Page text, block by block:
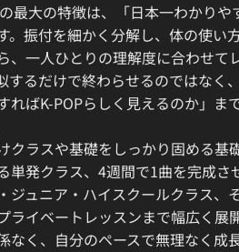
最大の特徴は、「日本一わかりや
。振付を細かく分解し、体の使い
、一人ひとりの理解度に合わせて
するだけで終わらせるのではなく
ればK-POPらしく見えるのか」ま
クラスや基礎をしっかり固める基
単発クラス、4週間で1曲を完成さ
ジュニア・ハイスクールクラス、
ライベートレッスンまで幅広く展
なく、自分のペースで無理なく成